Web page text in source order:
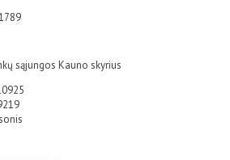
sąjungos Kauno skyrius